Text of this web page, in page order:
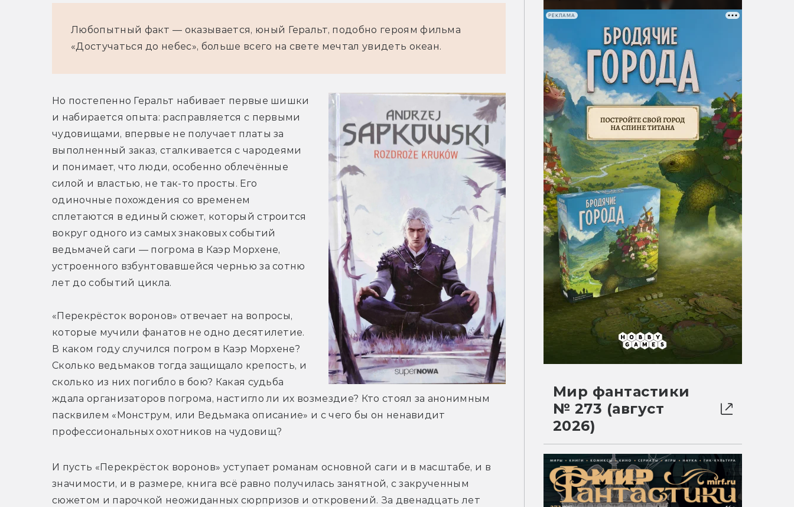
Любопытный факт — оказывается, юный Геральт, подобно героям фильма
«Достучаться до небес», больше всего на свете мечтал увидеть океан.
Но постепенно Геральт набивает первые шишки
и набирается опыта: расправляется с первыми
чудовищами, впервые не получает платы за
выполненный заказ, сталкивается с чародеями
и понимает, что люди, особенно облечённые
силой и властью, не так-то просты. Его
одиночные похождения со временем
сплетаются в единый сюжет, который строится
вокруг одного из самых знаковых событий
ведьмачей саги — погрома в Каэр Морхене,
устроенного взбунтовавшейся чернью за сотню
лет до событий цикла.
«Перекрёсток воронов» отвечает на вопросы,
которые мучили фанатов не одно десятилетие.
В каком году случился погром в Каэр Морхене?
Сколько ведьмаков тогда защищало крепость, и
сколько из них погибло в бою? Какая судьба
ждала организаторов погрома, настигло ли их возмездие? Кто стоял за анонимным
пасквилем «Монструм, или Ведьмака описание» и с чего бы он ненавидит
профессиональных охотников на чудовищ?
И пусть «Перекрёсток воронов» уступает романам основной саги и в масштабе, и в
значимости, и в размере, книга всё равно получилась занятной, с закрученным
сюжетом и парочкой неожиданных сюрпризов и откровений. За двенадцать лет
РЕКЛАМА
Мир фантастики
№ 273 (август
2026)